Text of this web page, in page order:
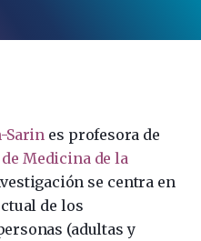
Sarin es profesora de
Medicina de la
se centra en
de los
(adultas y